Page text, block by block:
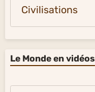
Civilisations
Le Monde en vidéos